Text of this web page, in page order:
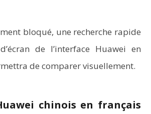
bloqué, une recherche rapide
de l’interface Huawei en
de comparer visuellement.
chinois en français